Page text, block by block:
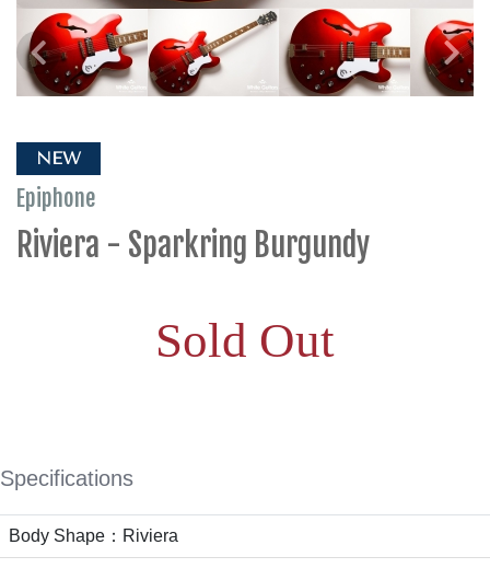
NEW
Epiphone
Riviera - Sparkring Burgundy
Sold Out
Specifications
Body Shape：Riviera